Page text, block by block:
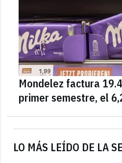
LO MÁS LEÍDO DE LA
Mondelez factura
primer semestre, el